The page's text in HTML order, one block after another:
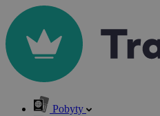
Pobyty